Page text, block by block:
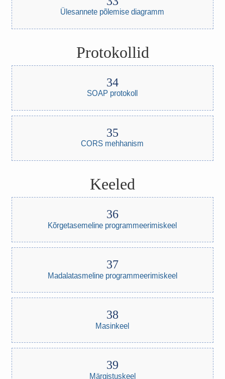
Ülesannete põlemise diagramm
Protokollid
SOAP protokoll
CORS mehhanism
Keeled
Kõrgetasemeline programmeerimiskeel
Madalatasmeline programmeerimiskeel
Masinkeel
Märgistuskeel